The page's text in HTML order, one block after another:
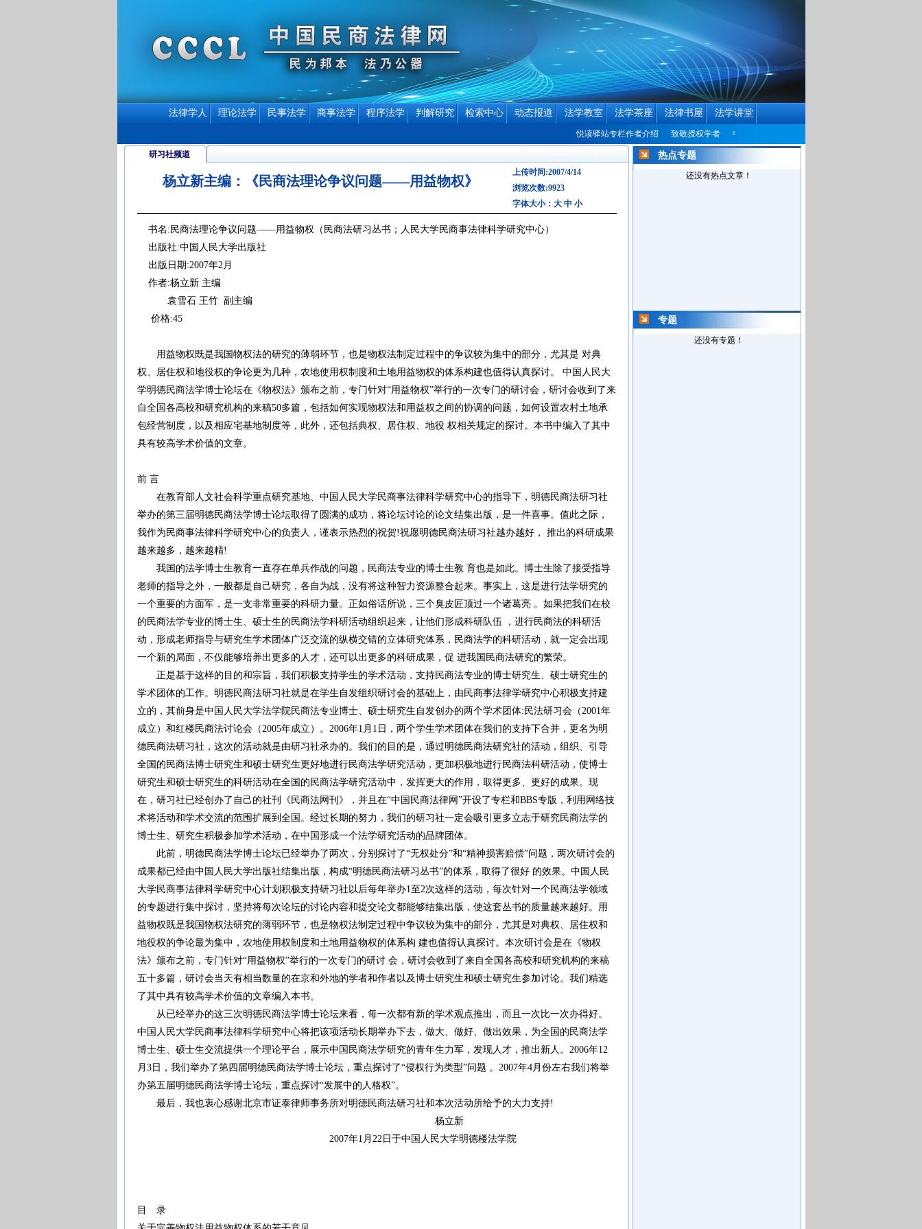
法律学人 理论法学 民事法学 商事法学 程序法学 判解研究 检索中心 动态报道 法学教室 法学茶座 法律书屋 法学讲堂
悦读驿站专栏作者介绍 致敬授权学者 中国民商法律网历届编辑联系方式征集公告
研习社频道
杨立新主编：《民商法理论争议问题——用益物权》
上传时间:2007/4/14
浏览次数:9923
字体大小： 大 中 小
书名:民商法理论争议问题——用益物权（民商法研习丛书；人民大学民商事法律科学研究中心）
出版社:中国人民大学出版社
出版日期:2007年2月
作者:杨立新 主编
袁雪石 王竹 副主编
价格:45
用益物权既是我国物权法的研究的薄弱环节，也是物权法制定过程中的争议较为集中的部分，尤其是 对典
权、居住权和地役权的争论更为几种，农地使用权制度和土地用益物权的体系构建也值得认真探讨。 中国人民大
学明德民商法学博士论坛在《物权法》颁布之前，专门针对“用益物权”举行的一次专门的研讨会，研讨会收到了来
自全国各高校和研究机构的来稿50多篇，包括如何实现物权法和用益权之间的协调的问题，如何设置农村土地承
包经营制度，以及相应宅基地制度等，此外，还包括典权、居住权、地役 权相关规定的探讨。本书中编入了其中
具有较高学术价值的文章。
前 言
在教育部人文社会科学重点研究基地、中国人民大学民商事法律科学研究中心的指导下，明德民商法研习社
举办的第三届明德民商法学博士论坛取得了圆满的成功，将论坛讨论的论文结集出版，是一件喜事。值此之际，
我作为民商事法律科学研究中心的负责人，谨表示热烈的祝贺!祝愿明德民商法研习社越办越好， 推出的科研成果
越来越多，越来越精!
我国的法学博士生教育一直存在单兵作战的问题，民商法专业的博士生教 育也是如此。博士生除了接受指导
老师的指导之外，一般都是自己研究，各自为战，没有将这种智力资源整合起来。事实上，这是进行法学研究的
一个重要的方面军，是一支非常重要的科研力量。正如俗话所说，三个臭皮匠顶过一个诸葛亮 。如果把我们在校
的民商法学专业的博士生、硕士生的民商法学科研活动组织起来，让他们形成科研队伍 ，进行民商法的科研活
动，形成老师指导与研究生学术团体广泛交流的纵横交错的立体研究体系，民商法学的科研活动，就一定会出现
一个新的局面，不仅能够培养出更多的人才，还可以出更多的科研成果，促 进我国民商法研究的繁荣。
正是基于这样的目的和宗旨，我们积极支持学生的学术活动，支持民商法专业的博士研究生、硕士研究生的
学术团体的工作。明德民商法研习社就是在学生自发组织研讨会的基础上，由民商事法律学研究中心积极支持建
立的，其前身是中国人民大学法学院民商法专业博士、硕士研究生自发创办的两个学术团体:民法研习会（2001年
成立）和红楼民商法讨论会（2005年成立）。2006年1月1日，两个学生学术团体在我们的支持下合并，更名为明
德民商法研习社，这次的活动就是由研习社承办的。我们的目的是，通过明德民商法研究社的活动，组织、引导
全国的民商法博士研究生和硕士研究生更好地进行民商法学研究活动，更加积极地进行民商法科研活动，使博士
研究生和硕士研究生的科研活动在全国的民商法学研究活动中，发挥更大的作用，取得更多、更好的成果。现
在，研习社已经创办了自己的社刊《民商法网刊》，并且在“中国民商法律网”开设了专栏和BBS专版，利用网络技
术将活动和学术交流的范围扩展到全国。经过长期的努力，我们的研习社一定会吸引更多立志于研究民商法学的
博士生、研究生积极参加学术活动，在中国形成一个法学研究活动的品牌团体。
此前，明德民商法学博士论坛已经举办了两次，分别探讨了“无权处分”和“精神损害赔偿”问题，两次研讨会的
成果都已经由中国人民大学出版社结集出版，构成“明德民商法研习丛书”的体系，取得了很好 的效果。中国人民
大学民商事法律科学研究中心计划积极支持研习社以后每年举办1至2次这样的活动，每次针对一个民商法学领域
的专题进行集中探讨，坚持将每次论坛的讨论内容和提交论文都能够结集出版，使这套丛书的质量越来越好。用
益物权既是我国物权法研究的薄弱环节，也是物权法制定过程中争议较为集中的部分，尤其是对典权、居住权和
地役权的争论最为集中，农地使用权制度和土地用益物权的体系构 建也值得认真探讨。本次研讨会是在《物权
法》颁布之前，专门针对“用益物权”举行的一次专门的研讨 会，研讨会收到了来自全国各高校和研究机构的来稿
五十多篇，研讨会当天有相当数量的在京和外地的学者和作者以及博士研究生和硕士研究生参加讨论。我们精选
了其中具有较高学术价值的文章编入本书。
从已经举办的这三次明德民商法学博士论坛来看，每一次都有新的学术观点推出，而且一次比一次办得好。
中国人民大学民商事法律科学研究中心将把该项活动长期举办下去，做大、做好、做出效果，为全国的民商法学
博士生、硕士生交流提供一个理论平台，展示中国民商法学研究的青年生力军，发现人才，推出新人。2006年12
月3日，我们举办了第四届明德民商法学博士论坛，重点探讨了“侵权行为类型”问题 。2007年4月份左右我们将举
办第五届明德民商法学博士论坛，重点探讨“发展中的人格权”。
最后，我也衷心感谢北京市证泰律师事务所对明德民商法研习社和本次活动所给予的大力支持!
杨立新
2007年1月22日于中国人民大学明德楼法学院
目 录
热点专题
还没有热点文章！
专题
还没有专题！